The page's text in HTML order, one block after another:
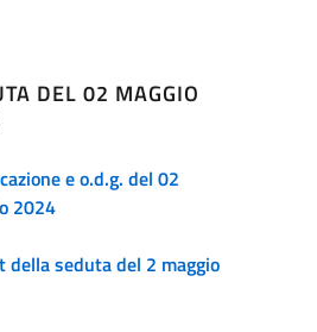
DEL 02 MAGGIO
e o.d.g. del 02
2024
della seduta del 2 maggio